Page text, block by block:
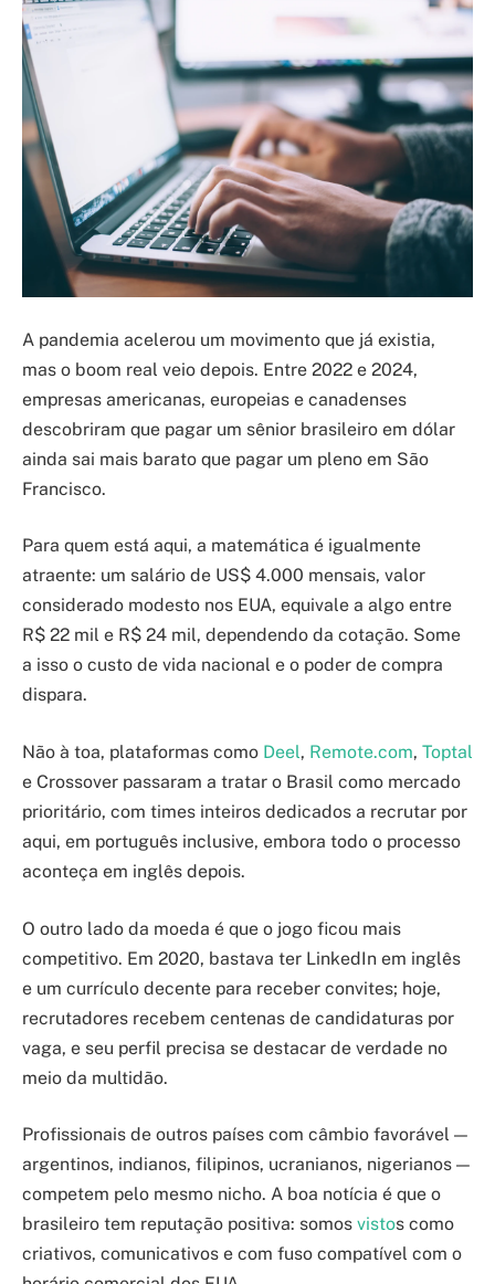
A pandemia acelerou um movimento que já existia,
mas o boom real veio depois. Entre 2022 e 2024,
empresas americanas, europeias e canadenses
descobriram que pagar um sênior brasileiro em dólar
ainda sai mais barato que pagar um pleno em São
Francisco.
Para quem está aqui, a matemática é igualmente
atraente: um salário de US$ 4.000 mensais, valor
considerado modesto nos EUA, equivale a algo entre
R$ 22 mil e R$ 24 mil, dependendo da cotação. Some
a isso o custo de vida nacional e o poder de compra
dispara.
Não à toa, plataformas como Deel, Remote.com, Toptal
e Crossover passaram a tratar o Brasil como mercado
prioritário, com times inteiros dedicados a recrutar por
aqui, em português inclusive, embora todo o processo
aconteça em inglês depois.
O outro lado da moeda é que o jogo ficou mais
competitivo. Em 2020, bastava ter LinkedIn em inglês
e um currículo decente para receber convites; hoje,
recrutadores recebem centenas de candidaturas por
vaga, e seu perfil precisa se destacar de verdade no
meio da multidão.
Profissionais de outros países com câmbio favorável —
argentinos, indianos, filipinos, ucranianos, nigerianos —
competem pelo mesmo nicho. A boa notícia é que o
brasileiro tem reputação positiva: somos vistos como
criativos, comunicativos e com fuso compatível com o